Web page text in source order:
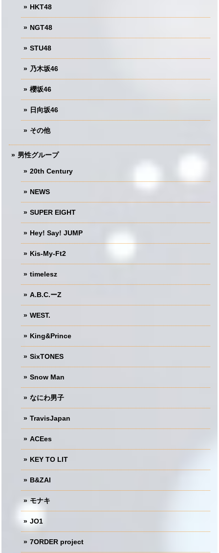
HKT48
NGT48
STU48
乃木坂46
櫻坂46
日向坂46
その他
男性グループ
20th Century
NEWS
SUPER EIGHT
Hey! Say! JUMP
Kis-My-Ft2
timelesz
A.B.C.ーZ
WEST.
King&Prince
SixTONES
Snow Man
なにわ男子
TravisJapan
ACEes
KEY TO LIT
B&ZAI
モナキ
JO1
7ORDER project